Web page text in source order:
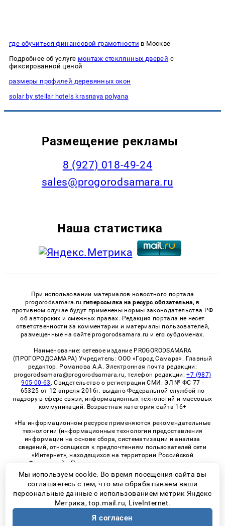
где обучиться финансовой грамотности в Москве
Подробнее об услуге монтаж стеклянных дверей с
фиксированной ценой
размеры профилей деревянных окон
solar by stellar hotels krasnaya polyana
Размещение рекламы
8 (927) 018-49-24
sales@progorodsamara.ru
Наша статистика
При использовании материалов новостного портала
progorodsamara.ru гиперссылка на ресурс обязательна, в
противном случае будут применены нормы законодательства РФ
об авторских и смежных правах. Редакция портала не несет
ответственности за комментарии и материалы пользователей,
размещенные на сайте progorodsamara.ru и его субдоменах.
Наименование: сетевое издание PROGORODSAMARA
(ПРОГОРОДСАМАРА) Учредитель: ООО «Город Самара». Главный
редактор: Романова А.А. Электронная почта редакции:
progorodsamara@progorodsamara.ru, телефон редакции:+7 (987)
905-00-63 . Свидетельство о регистрации СМИ: ЭЛ № ФС 77 -
65325 от 12 апреля 2016г. выдано Федеральной службой по
надзору в сфере связи, информационных технологий и массовых
коммуникаций. Возрастная категория сайта 16+
«На информационном ресурсе применяются рекомендательные
технологии (информационные технологии предоставления
информации на основе сбора, систематизации и анализа
сведений, относящихся к предпочтениям пользователей сети
«Интернет», находящихся на территории Российской
Федерации)». Правила применения рекомендательных
технологий в виджетах рекламно-обменной сети
«СМИ2» (PDF)
© 2026 «ProGorodSamara» | Все права защищены
Возрастная категория сайта 16+
Мы используем cookie. Во время посещения сайта вы
соглашаетесь с тем, что мы обрабатываем ваши
персональные данные с использованием метрик Яндекс
Метрика, top.mail.ru, LiveInternet.
Я согласен